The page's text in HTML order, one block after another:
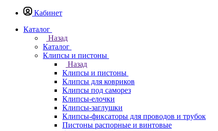
Кабинет
Каталог
Назад
Каталог
Клипсы и пистоны
Назад
Клипсы и пистоны
Клипсы для ковриков
Клипсы под саморез
Клипсы-елочки
Клипсы-заглушки
Клипсы-фиксаторы для проводов и трубок
Пистоны распорные и винтовые